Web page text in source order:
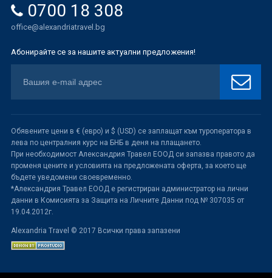
0700 18 308
office@alexandriatravel.bg
Абонирайте се за нашите актуални предложения!
Обявените цени в € (евро) и $ (USD) се заплащат към туроператора в
лева по централния курс на БНБ в деня на плащането.
При необходимост Александрия Травел ЕООД си запазва правото да
променя цените и условията на предложената оферта, за което ще
бъдете уведомени своевременно.
*Александрия Травел ЕООД е регистриран администратор на лични
данни в Комисията за Защита на Личните Данни под № 307035 от
19.04.2012г.
Alexandria Travel © 2017 Всички права запазени